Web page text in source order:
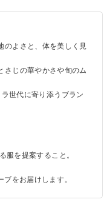
のよさと、体を美しく見
さじの華やかさや旬のム
世代に寄り添うブラン
服を提案すること。
をお届けします。